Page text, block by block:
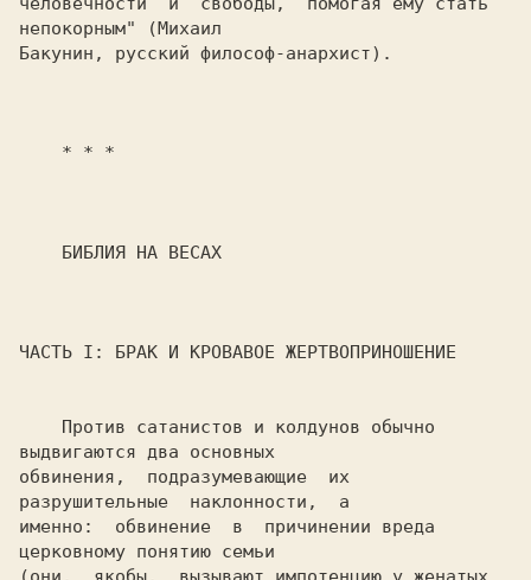
непокорным" (Михаил
Бакунин, русский философ-анархист).
ЧАСТЬ I: БРАК И КРОВАВОЕ ЖЕРТВОПРИНОШЕНИЕ
выдвигаются два основных
обвинения,  подразумевающие  их
разрушительные  наклонности,  а
именно:  обвинение  в  причинении вреда
церковному понятию семьи